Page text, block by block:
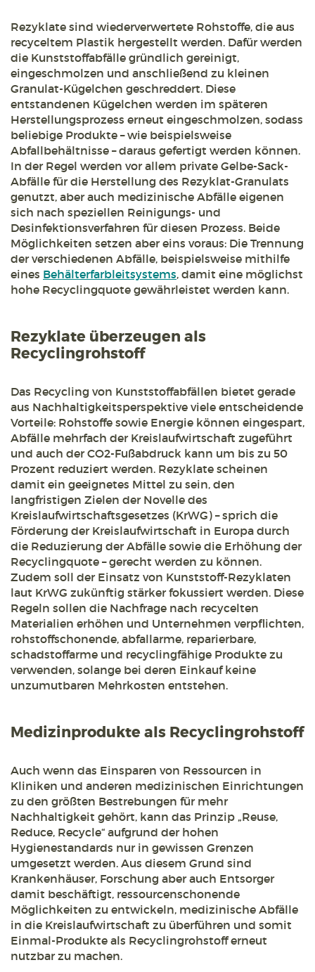
Rezyklate sind wiederverwertete Rohstoffe, die aus
recyceltem Plastik hergestellt werden. Dafür werden
die Kunststoffabfälle gründlich gereinigt,
eingeschmolzen und anschließend zu kleinen
Granulat-Kügelchen geschreddert. Diese
entstandenen Kügelchen werden im späteren
Herstellungsprozess erneut eingeschmolzen, sodass
beliebige Produkte – wie beispielsweise
Abfallbehältnisse – daraus gefertigt werden können.
In der Regel werden vor allem private Gelbe-Sack-
Abfälle für die Herstellung des Rezyklat-Granulats
genutzt, aber auch medizinische Abfälle eigenen
sich nach speziellen Reinigungs- und
Desinfektionsverfahren für diesen Prozess. Beide
Möglichkeiten setzen aber eins voraus: Die Trennung
der verschiedenen Abfälle, beispielsweise mithilfe
eines Behälterfarbleitsystems, damit eine möglichst
hohe Recyclingquote gewährleistet werden kann.
Rezyklate überzeugen als
Recyclingrohstoff
Das Recycling von Kunststoffabfällen bietet gerade
aus Nachhaltigkeitsperspektive viele entscheidende
Vorteile: Rohstoffe sowie Energie können eingespart,
Abfälle mehrfach der Kreislaufwirtschaft zugeführt
und auch der CO2-Fußabdruck kann um bis zu 50
Prozent reduziert werden. Rezyklate scheinen
damit ein geeignetes Mittel zu sein, den
langfristigen Zielen der Novelle des
Kreislaufwirtschaftsgesetzes (KrWG) – sprich die
Förderung der Kreislaufwirtschaft in Europa durch
die Reduzierung der Abfälle sowie die Erhöhung der
Recyclingquote – gerecht werden zu können.
Zudem soll der Einsatz von Kunststoff-Rezyklaten
laut KrWG zukünftig stärker fokussiert werden. Diese
Regeln sollen die Nachfrage nach recycelten
Materialien erhöhen und Unternehmen verpflichten,
rohstoffschonende, abfallarme, reparierbare,
schadstoffarme und recyclingfähige Produkte zu
verwenden, solange bei deren Einkauf keine
unzumutbaren Mehrkosten entstehen.
Medizinprodukte als Recyclingrohstoff
Auch wenn das Einsparen von Ressourcen in
Kliniken und anderen medizinischen Einrichtungen
zu den größten Bestrebungen für mehr
Nachhaltigkeit gehört, kann das Prinzip „Reuse,
Reduce, Recycle“ aufgrund der hohen
Hygienestandards nur in gewissen Grenzen
umgesetzt werden. Aus diesem Grund sind
Krankenhäuser, Forschung aber auch Entsorger
damit beschäftigt, ressourcenschonende
Möglichkeiten zu entwickeln, medizinische Abfälle
in die Kreislaufwirtschaft zu überführen und somit
Einmal-Produkte als Recyclingrohstoff erneut
nutzbar zu machen.